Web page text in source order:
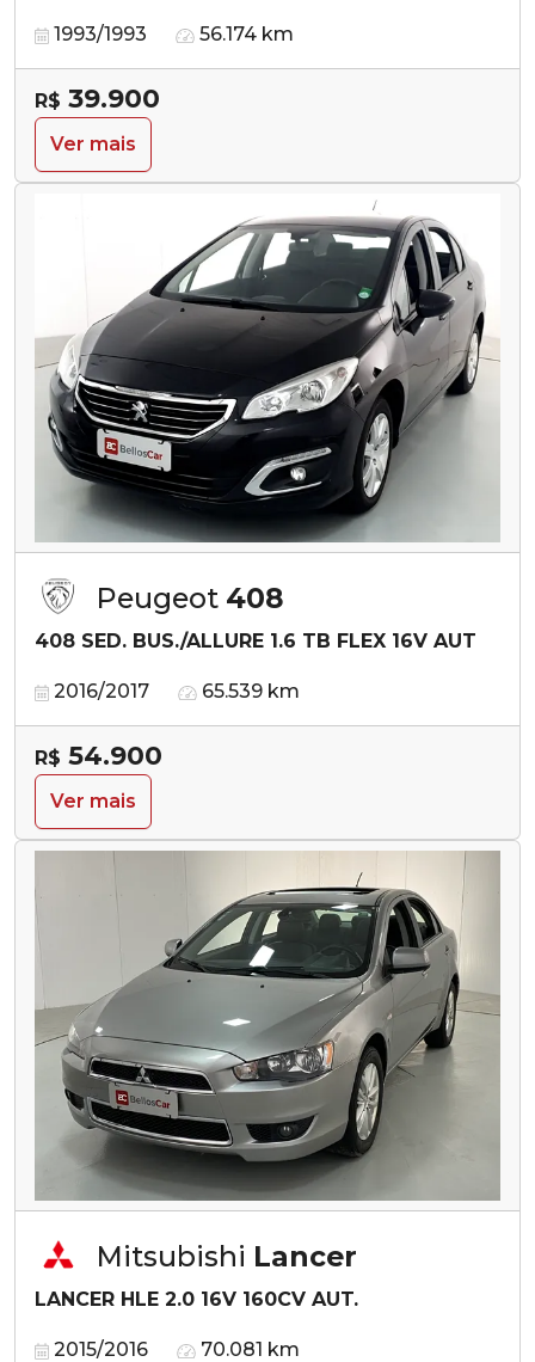
1993/1993 56.174 km
R$ 39.900
Ver mais
Peugeot 408
408 SED. BUS./ALLURE 1.6 TB FLEX 16V AUT
2016/2017 65.539 km
R$ 54.900
Ver mais
Mitsubishi Lancer
LANCER HLE 2.0 16V 160CV AUT.
2015/2016 70.081 km